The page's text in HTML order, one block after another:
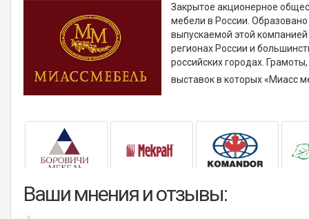
Закрытое акционерное
мебели в России.
выпускаемой этой
регионах России и
российских городах.
выставок в которых «Миасс
Ваши мнения и отзывы: